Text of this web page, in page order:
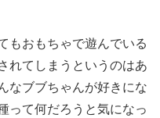
もおもちゃで遊んでいる
れてしまうというのはあ
なブブちゃんが好きにな
って何だろうと気になっ